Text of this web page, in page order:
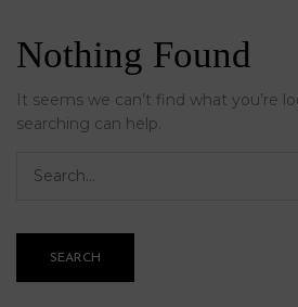
Nothing Found
It seems we can’t find what you’re
searching can help.
SEARCH